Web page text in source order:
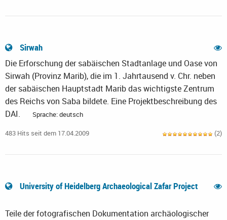
Sirwah
Die Erforschung der sabäischen Stadtanlage und Oase von
Sirwah (Provinz Marib), die im 1. Jahrtausend v. Chr. neben
der sabäischen Hauptstadt Marib das wichtigste Zentrum
des Reichs von Saba bildete. Eine Projektbeschreibung des
DAI.
Sprache: deutsch
483 Hits seit dem 17.04.2009 (2)
University of Heidelberg Archaeological Zafar Project
Teile der fotografischen Dokumentation archäologischer